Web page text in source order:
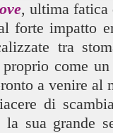
, ultima fatica
forte impatto
tra
come
a venire al
di
la sua grande